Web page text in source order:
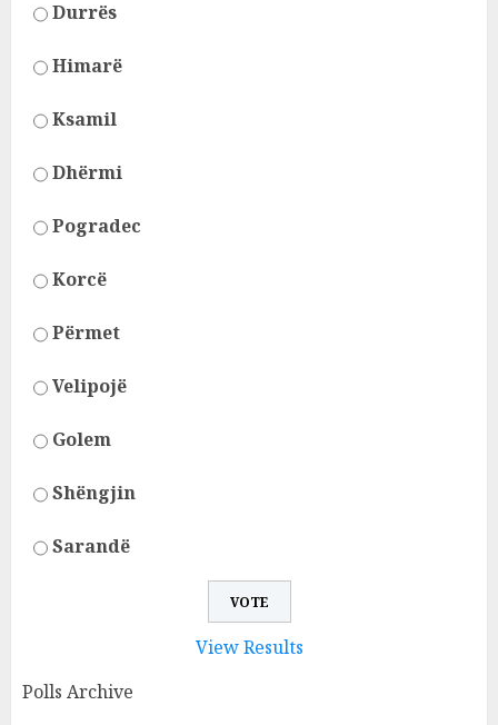
Durrës
Himarë
Ksamil
Dhërmi
Pogradec
Korcë
Përmet
Velipojë
Golem
Shëngjin
Sarandë
View Results
Polls Archive